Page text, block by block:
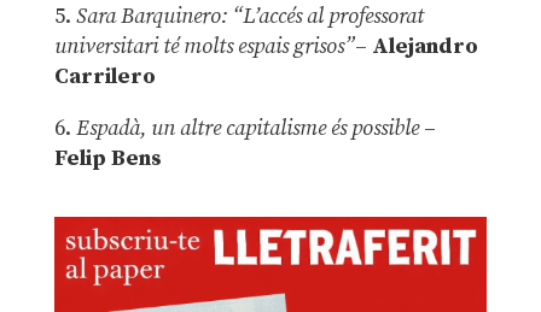
5. Sara Barquinero: “L’accés al professorat
universitari té molts espais grisos”– Alejandro
Carrilero
6. Espadà, un altre capitalisme és possible –
Felip Bens